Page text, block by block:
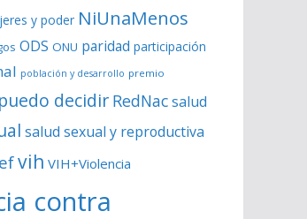
y poder NiUnaMenos
ODS ONU paridad participación
población y desarrollo premio
puedo decidir RedNacsalud
salud sexual y reproductiva
vih VIH+Violencia
contra